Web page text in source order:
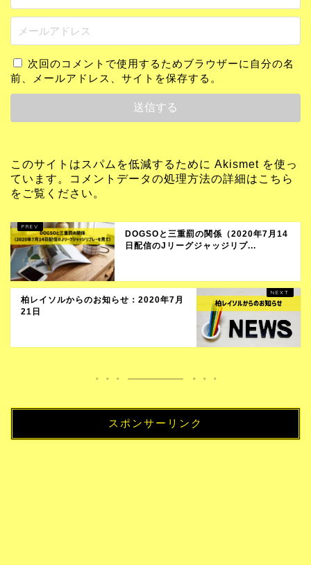
次回のコメントで使用するためブラウザーに自分の名
前、メールアドレス、サイトを保存する。
このサイトはスパムを低減するために Akismet を使っ
ています。
コメントデータの処理方法の詳細はこちら
をご覧ください 。
DOGSOと三重罰の関係（2020年7月14
日配信のJリーグジャッジリプ...
柏レイソルからのお知らせ：2020年7月
21日
スポンサーリンク